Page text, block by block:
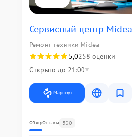
Сервисный центр Midea
Ремонт техники Midea
5,0258 оценки
Открыто до 21:00
Маршрут
ОбзорОтзывы 300